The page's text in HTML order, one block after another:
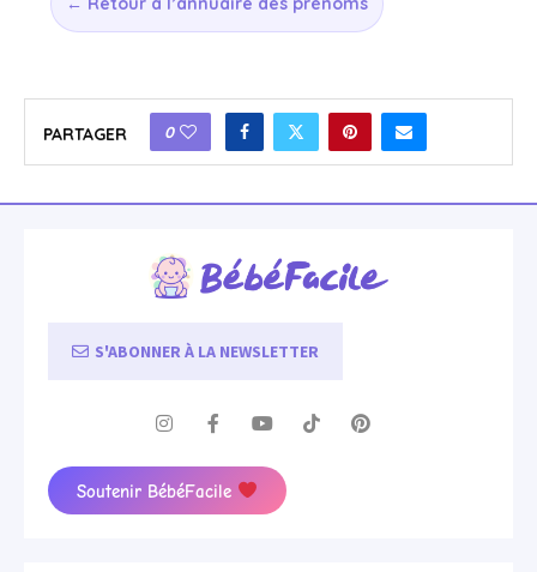
PARTAGER 0
S'ABONNER À LA NEWSLETTER
Soutenir BébéFacile